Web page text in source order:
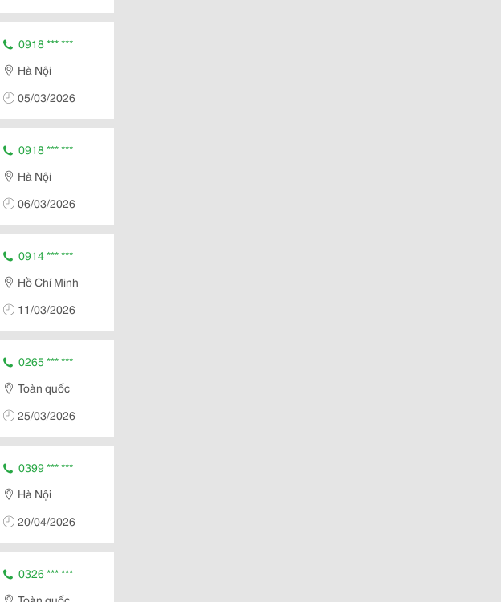
0918 *** ***
Hà Nội
05/03/2026
0918 *** ***
Hà Nội
06/03/2026
0914 *** ***
Hồ Chí Minh
11/03/2026
0265 *** ***
Toàn quốc
25/03/2026
0399 *** ***
Hà Nội
20/04/2026
0326 *** ***